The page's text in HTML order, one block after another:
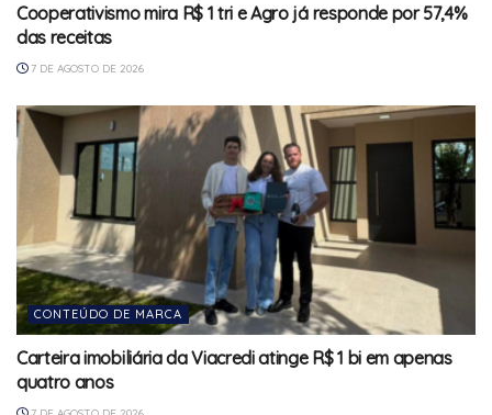
Cooperativismo mira R$ 1 tri e Agro já responde por 57,4%
das receitas
7 DE AGOSTO DE 2026
CONTEÚDO DE MARCA
Carteira imobiliária da Viacredi atinge R$ 1 bi em apenas
quatro anos